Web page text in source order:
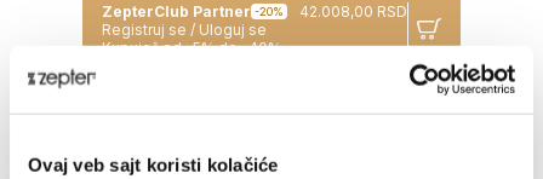
Ovaj veb sajt koristi kolačiće
ZepterClub Partner -20%
42.008,00 RSD
Registruj se / Uloguj se
Kupuješ od -5% do -40%